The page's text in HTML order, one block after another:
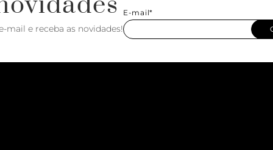
mail e receba as novidades!
E-mail*